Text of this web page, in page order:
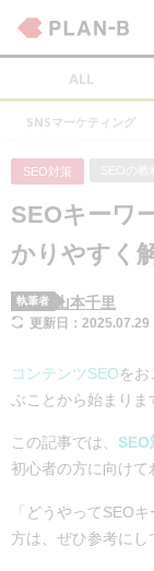
ALL
SNSマーケティング
SEO対策
SEOキーワ
かりやすく
執筆者 山本千里
更新日：2025.07.29
コンテンツSEOを
ぶことから始まりま
この記事では、 SEO
初心者の方に向けて
「どうやってSEO
方は、ぜひ参考にし